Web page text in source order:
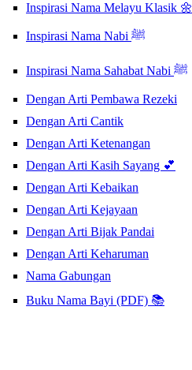
Inspirasi Nama Melayu Klasik 🌼
Inspirasi Nama Nabi ﷺ
Inspirasi Nama Sahabat Nabi ﷺ
Dengan Arti Pembawa Rezeki
Dengan Arti Cantik
Dengan Arti Ketenangan
Dengan Arti Kasih Sayang 💕
Dengan Arti Kebaikan
Dengan Arti Kejayaan
Dengan Arti Bijak Pandai
Dengan Arti Keharuman
Nama Gabungan
Buku Nama Bayi (PDF) 📚